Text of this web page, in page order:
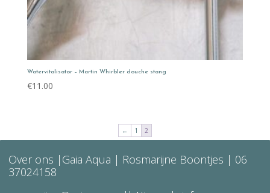
Watervitalisator – Martin Whirbler douche stang
€11.00
← 1 2
Over ons |Gaia Aqua | Rosmarijne Boontjes | 06
37024158